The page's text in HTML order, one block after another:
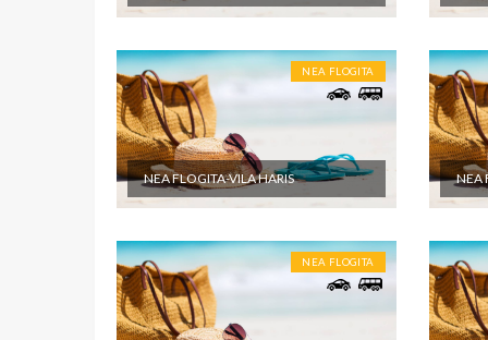
U
Cena
je po
ostale
objektu.
NEA FLOGITA
NEA FLOGITA-VILA HARIS NEA
NEA FLOGITA